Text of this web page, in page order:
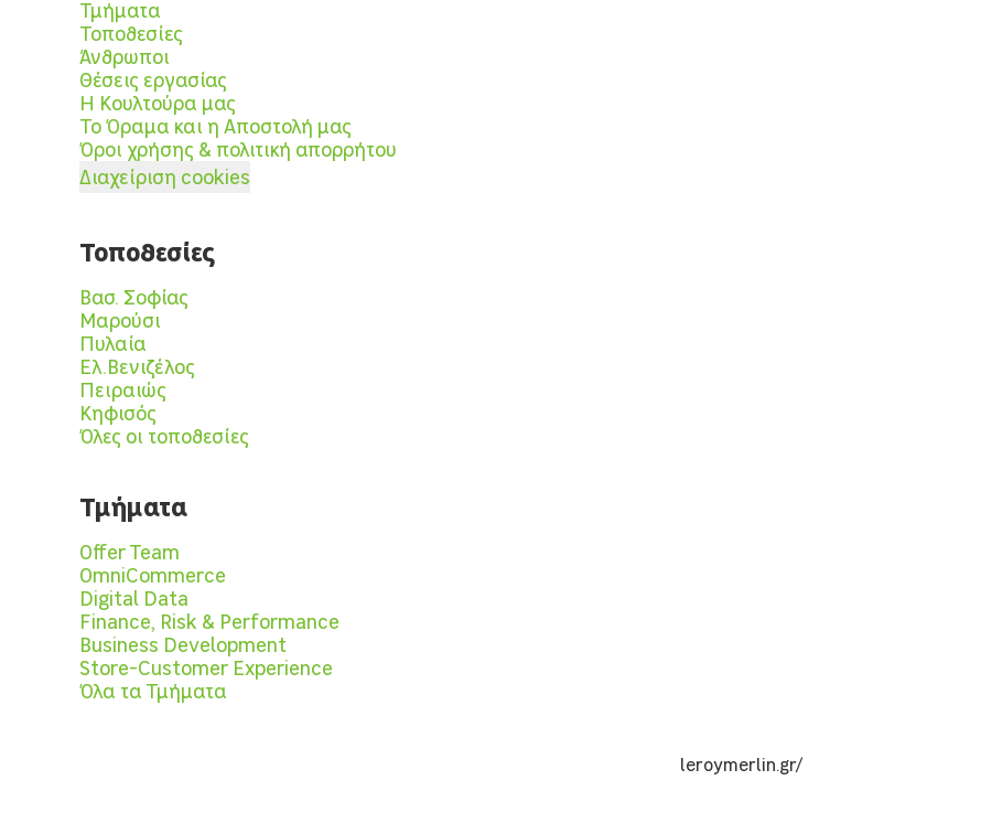
Τμήματα
Τοποθεσίες
Άνθρωποι
Θέσεις εργασίας
Η Κουλτούρα μας
Το Όραμα και η Αποστολή μας
Όροι χρήσης & πολιτική απορρήτου
Διαχείριση cookies
Τοποθεσίες
Βασ. Σοφίας
Μαρούσι
Πυλαία
Ελ.Βενιζέλος
Πειραιώς
Κηφισός
Όλες οι τοποθεσίες
Τμήματα
Offer Team
OmniCommerce
Digital Data
Finance, Risk & Performance
Business Development
Store-Customer Experience
Όλα τα Τμήματα
leroymerlin.gr/